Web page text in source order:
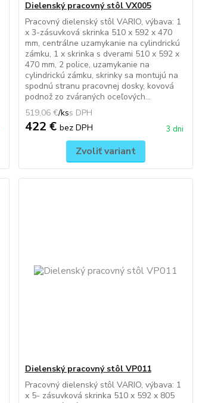
Dielenský pracovný stôl VX005
Pracovný dielenský stôl VARIO, výbava: 1
x 3-zásuvková skrinka 510 x 592 x 470
mm, centrálne uzamykanie na cylindrickú
zámku, 1 x skrinka s dverami 510 x 592 x
470 mm, 2 police, uzamykanie na
cylindrickú zámku, skrinky sa montujú na
spodnú stranu pracovnej dosky, kovová
podnož zo zváraných oceľových...
519,06 €/ks
422 € bez DPH 3 dni
Zvoliť variant
Dielenský pracovný stôl VP011
Pracovný dielenský stôl VARIO, výbava: 1
x 5- zásuvková skrinka 510 x 592 x 805